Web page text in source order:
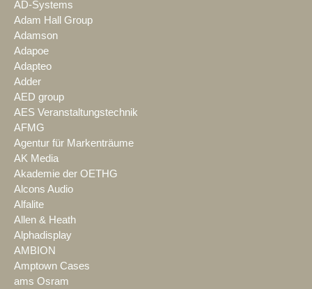
AD-Systems
Adam Hall Group
Adamson
Adapoe
Adapteo
Adder
AED group
AES Veranstaltungstechnik
AFMG
Agentur für Markenträume
AK Media
Akademie der OETHG
Alcons Audio
Alfalite
Allen & Heath
Alphadisplay
AMBION
Amptown Cases
ams Osram